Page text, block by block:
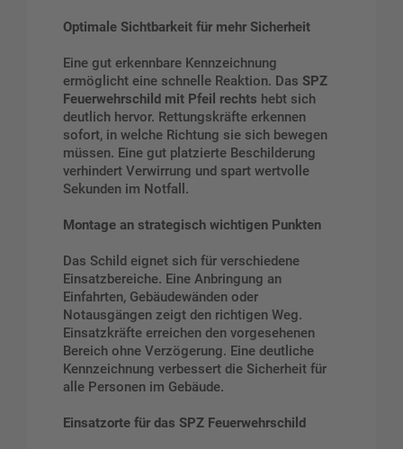
Optimale Sichtbarkeit für mehr Sicherheit
Eine gut erkennbare Kennzeichnung
ermöglicht eine schnelle Reaktion. Das SPZ
Feuerwehrschild mit Pfeil rechts hebt sich
deutlich hervor. Rettungskräfte erkennen
sofort, in welche Richtung sie sich bewegen
müssen. Eine gut platzierte Beschilderung
verhindert Verwirrung und spart wertvolle
Sekunden im Notfall.
Montage an strategisch wichtigen Punkten
Das Schild eignet sich für verschiedene
Einsatzbereiche. Eine Anbringung an
Einfahrten, Gebäudewänden oder
Notausgängen zeigt den richtigen Weg.
Einsatzkräfte erreichen den vorgesehenen
Bereich ohne Verzögerung. Eine deutliche
Kennzeichnung verbessert die Sicherheit für
alle Personen im Gebäude.
Einsatzorte für das SPZ Feuerwehrschild